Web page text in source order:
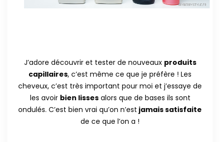
J’adore découvrir et tester de nouveaux produits
capillaires, c’est même ce que je préfère ! Les
cheveux, c’est très important pour moi et j’essaye de
les avoir bien lissesalors que de bases ils sont
ondulés. C’est bien vrai qu’on n’est jamais satisfaite
de ce que l’on a !